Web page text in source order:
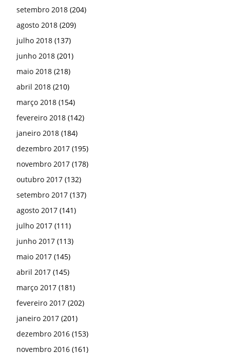
setembro 2018 (204)
agosto 2018 (209)
julho 2018 (137)
junho 2018 (201)
maio 2018 (218)
abril 2018 (210)
março 2018 (154)
fevereiro 2018 (142)
janeiro 2018 (184)
dezembro 2017 (195)
novembro 2017 (178)
outubro 2017 (132)
setembro 2017 (137)
agosto 2017 (141)
julho 2017 (111)
junho 2017 (113)
maio 2017 (145)
abril 2017 (145)
março 2017 (181)
fevereiro 2017 (202)
janeiro 2017 (201)
dezembro 2016 (153)
novembro 2016 (161)